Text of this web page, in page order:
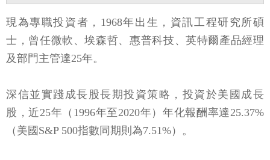
現為專職投資者，1968年出生，資訊工程研究所碩
士，曾任微軟、埃森哲、惠普科技、英特爾產品經理
及部門主管達25年。
深信並實踐成長股長期投資策略，投資於美國成長
股，近25年（1996年至2020年）年化報酬率達25.37%
（美國S&P 500指數同期則為7.51%）。